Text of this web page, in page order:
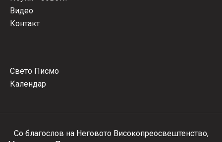
Видео
Контакт
Свето Писмо
Календар
Со благослов на Неговото Високопреосвештенство,